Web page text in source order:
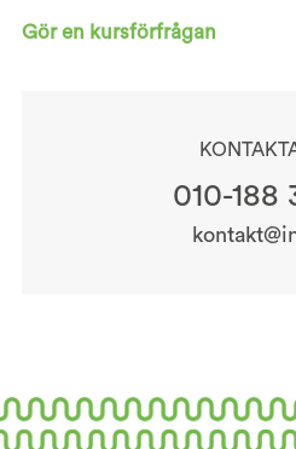
Gör en kursförfrågan
010-188